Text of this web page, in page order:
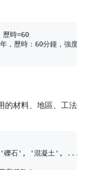
時=60
，歷時：60分鐘，強度：
的材料、地區、工法
'礫石', '混凝土', ...]